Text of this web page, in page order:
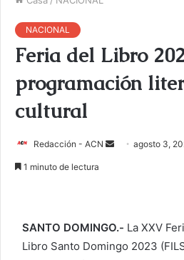
NACIONAL
Feria del Libro
programación
cultural
Redacción - ACN
r
u
agosto 3,
1 minuto de lectura
SANTO DOMINGO.- La XXV
Libro Santo Domingo 2023